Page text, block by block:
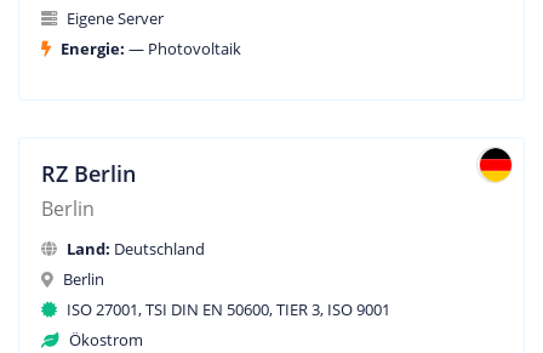
Eigene Server
Energie: — Photovoltaik
RZ Berlin
Berlin
Land: Deutschland
Berlin
ISO 27001, TSI DIN EN 50600, TIER 3, ISO 9001
Ökostrom